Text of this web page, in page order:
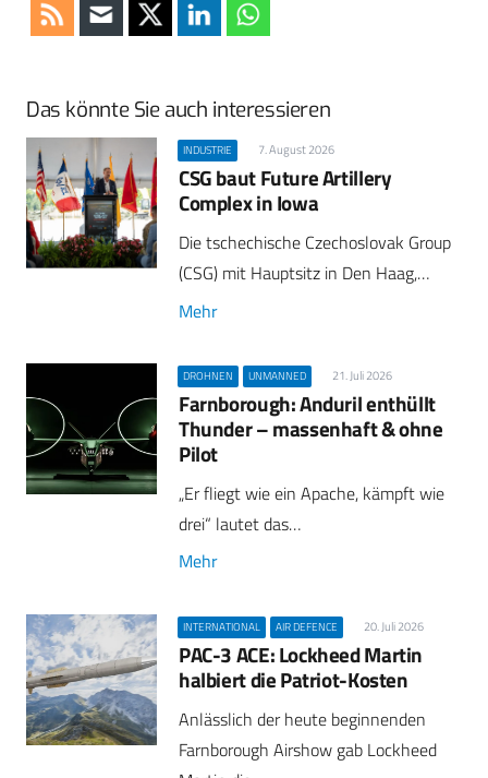
Das könnte Sie auch interessieren
INDUSTRIE 7. August 2026
CSG baut Future Artillery
Complex in Iowa
Die tschechische Czechoslovak Group
(CSG) mit Hauptsitz in Den Haag,…
Mehr
DROHNEN UNMANNED 21. Juli 2026
Farnborough: Anduril enthüllt
Thunder – massenhaft & ohne
Pilot
„Er fliegt wie ein Apache, kämpft wie
drei“ lautet das…
Mehr
INTERNATIONAL AIR DEFENCE 20. Juli 2026
PAC-3 ACE: Lockheed Martin
halbiert die Patriot-Kosten
Anlässlich der heute beginnenden
Farnborough Airshow gab Lockheed